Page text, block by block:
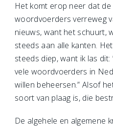
Het komt erop neer dat
woordvoerders verreweg
nieuws, want het schuurt,
steeds aan alle kanten.
steeds diep, want ik las
vele woordvoerders in
willen beheersen.” Alsof
soort van plaag is, die
De algehele en algemene